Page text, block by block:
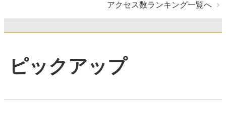
アクセス数ランキング一覧へ
ピックアップ